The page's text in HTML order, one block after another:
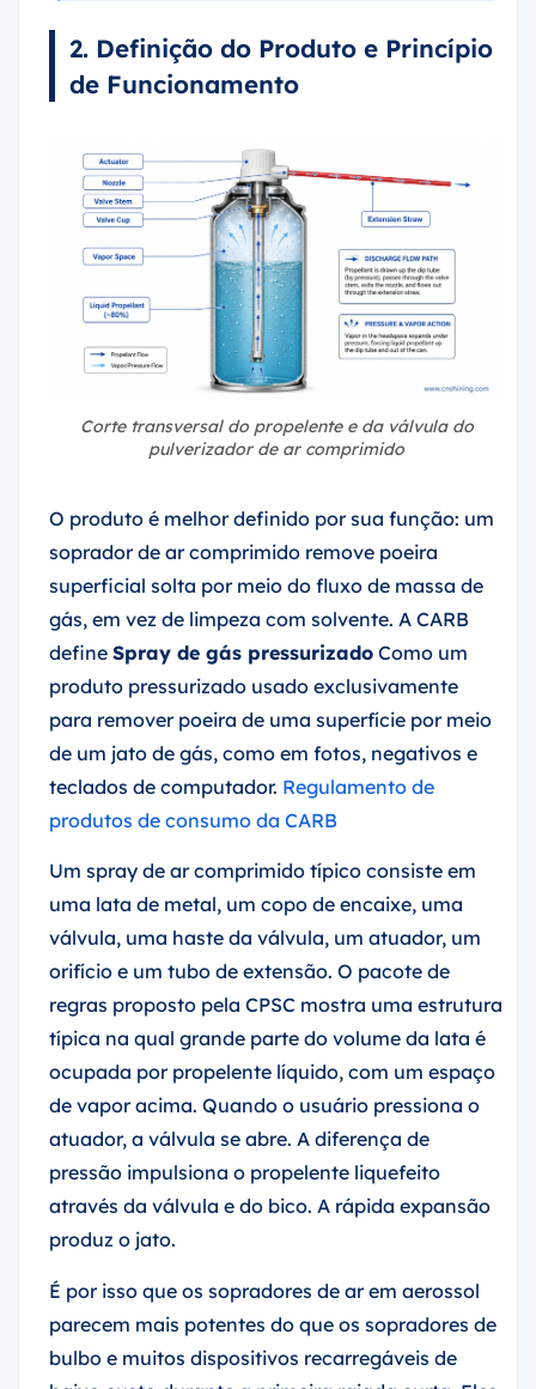
2. Definição do Produto e Princípio
de Funcionamento
pulverizador de ar comprimido
soprador de ar comprimido remove poeira
superficial solta por meio do fluxo de massa de
gás, em vez de limpeza com solvente. A CARB
define
Spray de gás pressurizado
produto pressurizado usado exclusivamente
para remover poeira de uma superfície por meio
de um jato de gás, como em fotos, negativos e
teclados de computador.
Regulamento de
produtos de consumo da CARB
uma lata de metal, um copo de encaixe, uma
válvula, uma haste da válvula, um atuador, um
orifício e um tubo de extensão. O pacote de
regras proposto pela CPSC mostra uma estrutura
típica na qual grande parte do volume da lata é
ocupada por propelente líquido, com um espaço
de vapor acima. Quando o usuário pressiona o
atuador, a válvula se abre. A diferença de
pressão impulsiona o propelente liquefeito
através da válvula e do bico. A rápida expansão
É por isso que os sopradores de ar em aerossol
parecem mais potentes do que os sopradores de
bulbo e muitos dispositivos recarregáveis de
baixo custo durante a primeira rajada curta. Eles